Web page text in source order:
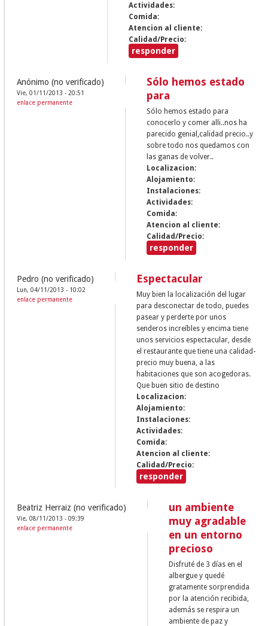
Actividades:
Comida:
Atencion al cliente:
Calidad/Precio:
responder
Anónimo (no verificado)
Vie, 01/11/2013 - 20:51
enlace permanente
Sólo hemos estado
para
Sólo hemos estado para
conocerlo y comer alli..nos ha
parecido genial,calidad precio..y
sobre todo nos quedamos con
las ganas de volver..
Localizacion:
Alojamiento:
Instalaciones:
Actividades:
Comida:
Atencion al cliente:
Calidad/Precio:
responder
Pedro (no verificado)
Lun, 04/11/2013 - 10:02
enlace permanente
Espectacular
Muy bien la localización del lugar
para desconectar de todo, puedes
pasear y perderte por unos
senderos increíbles y encima tiene
unos servicios espectacular, desde
el restaurante que tiene una calidad-
precio muy buena, a las
habitaciones que son acogedoras.
Que buen sitio de destino
Localizacion:
Alojamiento:
Instalaciones:
Actividades:
Comida:
Atencion al cliente:
Calidad/Precio:
responder
Beatriz Herraiz (no verificado)
Vie, 08/11/2013 - 09:39
enlace permanente
un ambiente
muy agradable
en un entorno
precioso
Disfruté de 3 días en el
albergue y quedé
gratamente sorprendida
por la atención recibida,
además se respira un
ambiente de paz y